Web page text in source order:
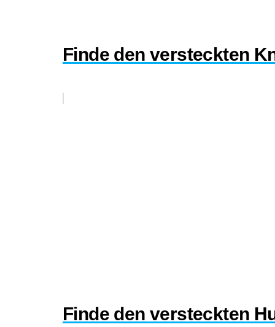
Finde den versteckten
Finde den versteckten